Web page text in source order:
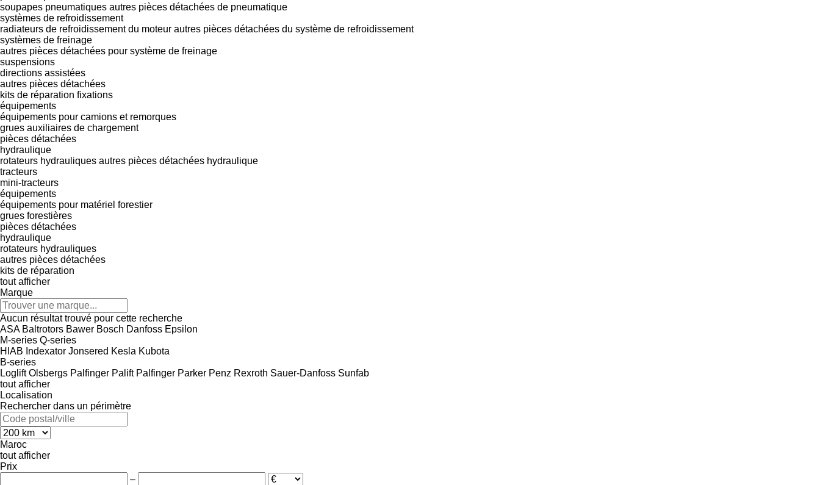
soupapes pneumatiques autres pièces détachées de pneumatique
systèmes de refroidissement
radiateurs de refroidissement du moteur autres pièces détachées du système de refroidissement
systèmes de freinage
autres pièces détachées pour système de freinage
suspensions
directions assistées
autres pièces détachées
kits de réparation fixations
équipements
équipements pour camions et remorques
grues auxiliaires de chargement
pièces détachées
hydraulique
rotateurs hydrauliques autres pièces détachées hydraulique
tracteurs
mini-tracteurs
équipements
équipements pour matériel forestier
grues forestières
pièces détachées
hydraulique
rotateurs hydrauliques
autres pièces détachées
kits de réparation
tout afficher
Marque
Aucun résultat trouvé pour cette recherche
ASA Baltrotors Bawer Bosch Danfoss Epsilon
M-series Q-series
HIAB Indexator Jonsered Kesla Kubota
B-series
Loglift Olsbergs Palfinger Palift Palfinger Parker Penz Rexroth Sauer-Danfoss Sunfab
tout afficher
Localisation
Rechercher dans un périmètre
Maroc
tout afficher
Prix
–